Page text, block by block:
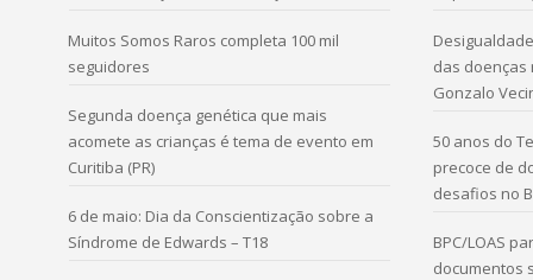
Muitos Somos Raros completa 100 mil
seguidores
Segunda doença genética que mais
acomete as crianças é tema de evento em
Curitiba (PR)
6 de maio: Dia da Conscientização sobre a
Síndrome de Edwards – T18
das doenças
Gonzalo
50 anos do
precoce de
desafios no
BPC/LOAS
documentos